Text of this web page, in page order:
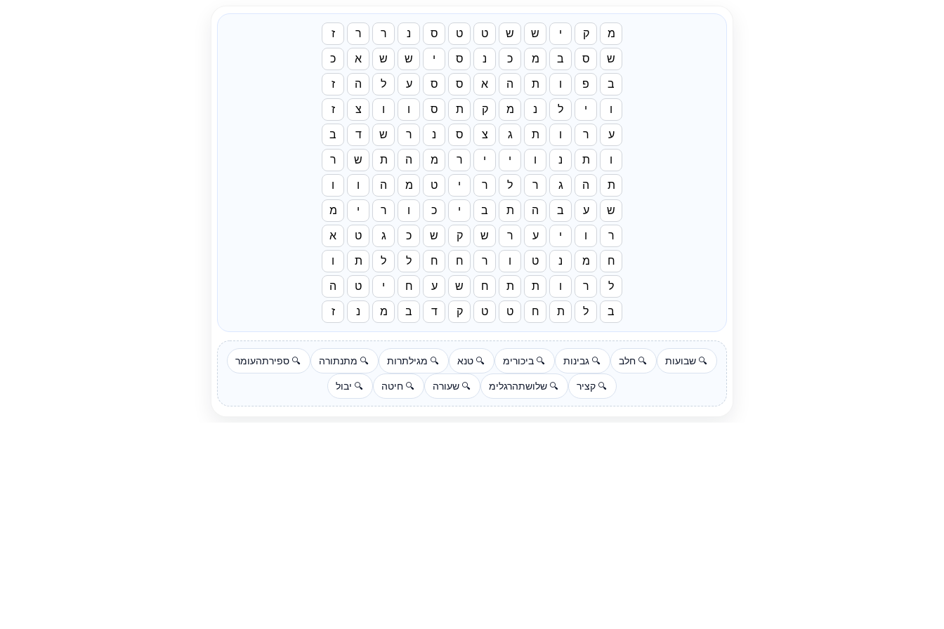
מ ק י ש ש ט ט ס נ ר ר ז
ש ס ב מ כ נ ס י ש ש א כ
ב פ ו ת ה א ס ס ע ל ה ז
ו י ל נ מ ק ת ס ו ו צ ז
ע ר ו ת ג צ ס נ ר ש ד ב
ו ת נ ו י י ר מ ה ת ש ר
ת ה ג ר ל ר י ט מ ה ו ו
ש ע ב ה ת ב י כ ו ר י מ
ר ו י ע ר ש ק ש כ ג ט א
ח מ נ ט ו ר ח ח ל ל ת ו
ל ר ו ת ת ח ש ע ח י ט ה
ב ל ת ח ט ט ק ד ב מ נ ז
🔍 שבועות 🔍 חלב 🔍 גבינות 🔍 ביכורימ 🔍 טנא 🔍 מגילתרות 🔍 מתנתורה 🔍 ספירתהעומר
🔍 קציר 🔍 שלושתהרגלימ 🔍 שעורה 🔍 חיטה 🔍 יבול